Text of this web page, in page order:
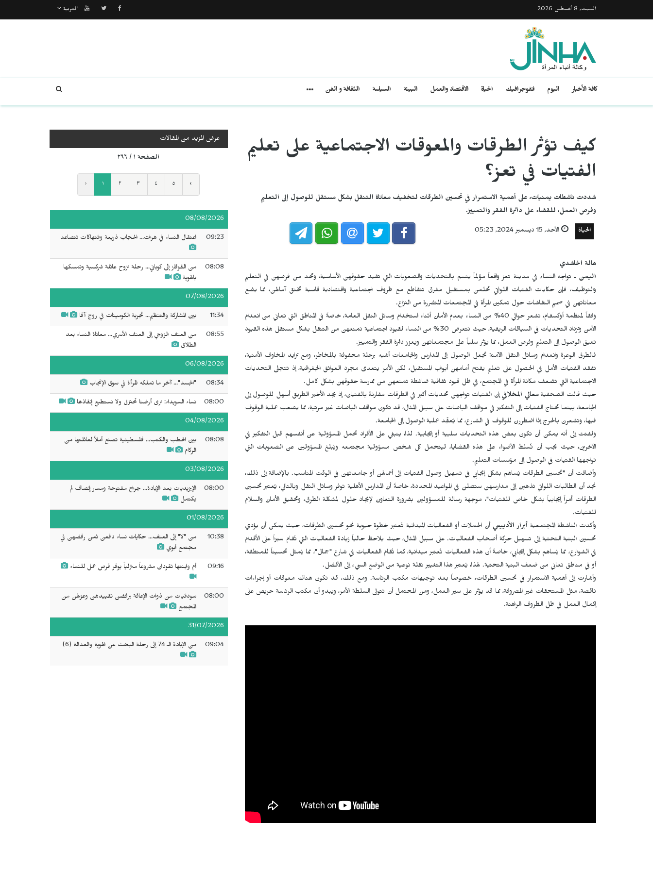
السبت, 8 أغسطس 2026 العربية
كافة الأخبار اليوم انفوجرافيك الحياة الاقتصاد والعمل البيئة السياسة الثقافة و الفن
كيف تؤثر الطرقات والمعوقات الاجتماعية على تعليم
الفتيات في تعز؟
شددت ناشطات يمنيات، على أهمية الاستمرار في تحسين الطرقات لتخفيف معاناة التنقل بشكل مستقل للوصول إلى التعليم
وفرص العمل، للقضاء على دائرة الفقر والتمييز.
الحياة الأحد, 15 ديسمبر 2024, 05:23
هالة الحاشدي
اليمن ـتواجه النساء في مدينة تعز واقعاً مؤلماً يتسم بالتحديات والصعوبات التي تقيد حقوقهن الأساسية، وتحد من فرصهن في التعليم
والتوظيف، فإن حكايات الفتيات اللواتي تحلمن بمستقبل مشرق تتقاطع مع ظروف اجتماعية واقتصادية قاسية تخنق آمالهن، مما يضع
معاناتهن في صميم النقاشات حول تمكين المرأة في المجتمعات المتضررة من النزاع.
وفقاً لمنظمة أوكسفام، تشعر حوالي 40% من النساء بعدم الأمان أثناء استخدام وسائل النقل العامة، خاصةً في المناطق التي تعاني من انعدام
الأمن وتزداد التحديات في السياقات الريفية، حيث تتعرض 30% من النساء لقيود اجتماعية تمنعهن من التنقل بشكل مستقل هذه القيود
تعيق الوصول إلى التعليم وفرص العمل، مما يؤثر سلباً على مجتمعاتهن ويعزز دائرة الفقر والتمييز.
فالطرق الوعرة وانعدام وسائل النقل الآمنة تجعل الوصول إلى المدارس والجامعات أشبه برحلة محفوفة بالمخاطر، ومع تزايد المخاوف الأمنية،
تفقد الفتيات الأمل في الحصول على تعليم يفتح أمامهن أبواب المستقبل، لكن الأمر يتعدى مجرد العوائق الجغرافية، إذ تتجلى التحديات
الاجتماعية التي تضعف مكانة المرأة في المجتمع، في ظل قيود ثقافية ضاغطة تمنعهن من ممارسة حقوقهن بشكل كامل.
حيث قالت الصحفيةمعالي المخلافيإن الفتيات تواجهن تحديات أكبر في الطرقات مقارنةً بالفتيان، إذ يجد الأخير الطريق أسهل للوصول إلى
الجامعة، بينما تحتاج الفتيات إلى التفكير في مواقف الباصات على سبيل المثال، قد تكون مواقف الباصات غير مرتبة، مما يصعب عملية الوقوف
فيها، وتشعرن بالحرج إذا اضطررن للوقوف في الشارع، مما يُعقِّد عملية الوصول إلى الجامعة.
ولفتت إلى أنه يمكن أن تكون بعض هذه التحديات سلبية أو إيجابية. لذا، ينبغي على الأفراد تحمل المسؤولية عن أنفسهم قبل التفكير في
الآخرين، حيث يجب أن تُسلط الأضواء على هذه القضايا، ليتحمل كل شخص مسؤولية مجتمعه ويُبلغ المسؤولين عن الصعوبات التي
تواجهها الفتيات في الوصول إلى مؤسسات التعليم.
وأضافت أن "تحسين الطرقات يُساهم بشكل إيجابي في تسهيل وصول الفتيات إلى أعمالهن أو جامعاتهن في الوقت المناسب. بالإضافة إلى ذلك،
نجد أن الطالبات اللواتي تذهبن إلى مدارسهن ستصلن في المواعيد المحددة، خاصةً أن المدارس الأهلية توفر وسائل النقل وبالتالي، يُعتبر تحسين
الطرقات أمراً إيجابياً بشكل خاص للفتيات"، موجهة رسالة للمسؤولين بضرورة التعاون لإيجاد حلول لمشكلة الطرق، وتحقيق الأمان والسلام
للفتيات.
وأكدت الناشطة المجتمعية أبرار الأدييمي أن الحملات أو الفعاليات الميدانية تُعتبر خطوة حيوية نحو تحسين الطرقات، حيث يمكن أن يؤدي
تحسين البنية التحتية إلى تسهيل حركة أصحاب الفعاليات. على سبيل المثال، حيث يلاحظ حالياً زيادة الفعاليات التي تُقام سيراً على الأقدام
في الشوارع، مما يُساهم بشكل إيجابي، خاصةً أن هذه الفعاليات تُعتبر ميدانية، كما تُقام الفعاليات في شارع "جمال"، مما يُمثل تحسيناً للمنطقة،
أو في مناطق تعاني من ضعف البنية التحتية. لهذا، يُعتبر هذا التغيير نقلة نوعية من الوضع السيء إلى الأفضل.
وأشارت إلى أهمية الاستمرار في تحسين الطرقات، خصوصاً بعد توجيهات مكتب الرئاسة. ومع ذلك، قد تكون هناك معوقات أو إجراءات
ناقصة، مثل المستحقات غير المصروفة، مما قد يؤثر على سير العمل، ومن المحتمل أن تتولى السلطة الأمر، ويبدو أن مكتب الرئاسة حريص على
إكمال العمل في ظل الظروف الراهنة.
عرض المزيد من المقالات
الصفحة ١ / ٢٩٦
‹ ١ ٢ ٣ ٤ ٥ ›
08/08/2026
09:23 اعتقال النساء في هرات... الحجاب ذريعة وانتهاكات تتصاعد
08:08
من القوقاز إلى كوباني... رحلة نزوح عائلة شركسية وتمسكها
بالهوية
07/08/2026
11:34 بين المشاركة والتنظيم... تجربة الكومينات في روج آفا
08:55
من العنف الزوجي إلى العنف الأسري... معاناة النساء بعد
الطلاق
06/08/2026
08:34 "الجسد"... آخر ما تملكه المرأة في سوق الإنجاب
08:00 نساء السويداء: نرى أرضنا تحترق ولا نستطيع إنقاذها
04/08/2026
08:08
بين الحطب والكتب... فلسطينية تصنع أملاً لعائلتها من
الركام
03/08/2026
08:00
الإيزيديات بعد الإبادة... جراح مفتوحة ومسار إنصاف لم
يكتمل
01/08/2026
10:38
من "لا" إلى العنف... حكايات نساء دفعن ثمن رفضهن في
مجتمع أبوي
09:16 أم وابنتها تقودان مشروعاً منزلياً يوفر فرص عمل للنساء
08:00
سودانيات من ذوات الإعاقة يرفضن تقييدهن وعزلهن من
المجتمع
31/07/2026
09:04 من الإبادة الـ 74 إلى رحلة البحث عن الهوية والعدالة (6)